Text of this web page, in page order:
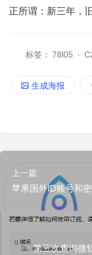
正所谓：新三年，
标签： 78l05 ·
生成海报
上一篇
苹果国外ID账号和
第三次查询微